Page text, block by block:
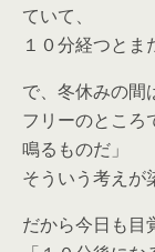
ていて、
１０分経つとま
で、冬休みの間
フリーのところ
鳴るものだ」
そういう考えが
だから今日も目